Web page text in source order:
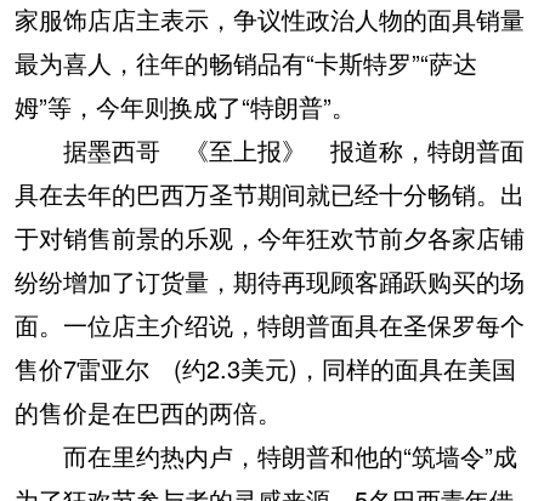
家服饰店店主表示，争议性政治人物的面具销量
最为喜人，往年的畅销品有“卡斯特罗”“萨达
姆”等，今年则换成了“特朗普”。
据墨西哥 《至上报》 报道称，特朗普面
具在去年的巴西万圣节期间就已经十分畅销。出
于对销售前景的乐观，今年狂欢节前夕各家店铺
纷纷增加了订货量，期待再现顾客踊跃购买的场
面。一位店主介绍说，特朗普面具在圣保罗每个
售价7雷亚尔 (约2.3美元)，同样的面具在美国
的售价是在巴西的两倍。
而在里约热内卢，特朗普和他的“筑墙令”成